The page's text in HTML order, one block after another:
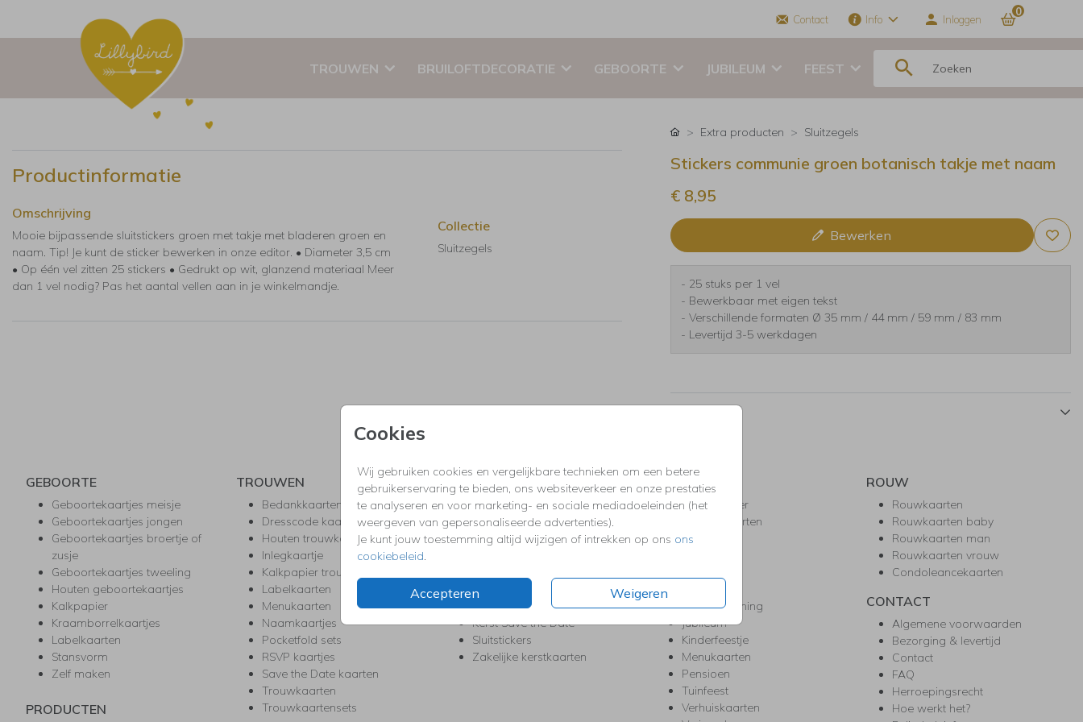
Contact Info Inloggen
0
TROUWEN BRUILOFTDECORATIE GEBOORTE JUBILEUM FEEST
Cookies
Wij gebruiken cookies en vergelijkbare technieken om een betere
gebruikerservaring te bieden, ons websiteverkeer en onze prestaties
te analyseren en voor marketing- en sociale mediadoeleinden (het
weergeven van gepersonaliseerde advertenties).
Je kunt jouw toestemming altijd wijzigen of intrekken op ons ons
cookiebeleid
Accepteren Weigeren
Productinformatie
Omschrijving
Mooie bijpassende sluitstickers groen met takje met bladeren groen en
naam. Tip! Je kunt de sticker bewerken in onze editor. • Diameter 3,5 cm
• Op één vel zitten 25 stickers • Gedrukt op wit, glanzend materiaal Meer
dan 1 vel nodig? Pas het aantal vellen aan in je winkelmandje.
Collectie
Sluitzegels
Extra producten Sluitzegels
Stickers communie groen botanisch takje met naam
€ 8,95
Bewerken
- 25 stuks per 1 vel
- Bewerkbaar met eigen tekst
- Verschillende formaten Ø 35 mm / 44 mm / 59 mm / 83 mm
- Levertijd 3-5 werkdagen
GEBOORTE
Geboortekaartjes meisje
Geboortekaartjes jongen
Geboortekaartjes broertje of
zusje
Geboortekaartjes tweeling
Houten geboortekaartjes
Kalkpapier
Kraamborrelkaartjes
Labelkaarten
Stansvorm
Zelf maken
PRODUCTEN
TROUWEN
Bedankkaarten
Dresscode kaartjes
Houten trouwkaarten
Inlegkaartje
Kalkpapier trouwkaarten
Labelkaarten
Menukaarten
Naamkaartjes
Pocketfold sets
RSVP kaartjes
Save the Date kaarten
Trouwkaarten
Trouwkaartensets
KERST
Kerstkaarten
Kerstborrel uitnodigingen
Kerstdiner uitnodigingen
Kerst-verhuiskaarten
Nieuwjaarskaarten
Kerst Save the Date
Sluitstickers
Zakelijke kerstkaarten
FEEST
Babyshower
Bedankkaarten
Communie
Housewarming
Jubileum
Kinderfeestje
Menukaarten
Pensioen
Tuinfeest
Verhuiskaarten
ROUW
Rouwkaarten
Rouwkaarten baby
Rouwkaarten man
Rouwkaarten vrouw
Condoleancekaarten
CONTACT
Algemene voorwaarden
Bezorging & levertijd
Contact
FAQ
Herroepingsrecht
Hoe werkt het?